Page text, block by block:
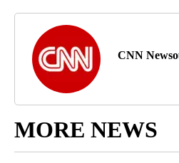
CNN
MORE NEWS